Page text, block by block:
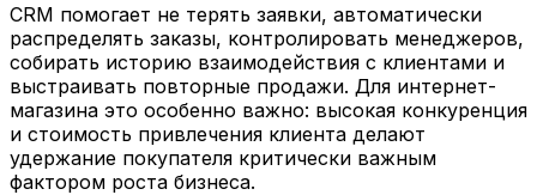
CRM помогает не терять заявки, автоматически
распределять заказы, контролировать менеджеров,
собирать историю взаимодействия с клиентами и
выстраивать повторные продажи. Для интернет-
магазина это особенно важно: высокая конкуренция
и стоимость привлечения клиента делают
удержание покупателя критически важным
фактором роста бизнеса.